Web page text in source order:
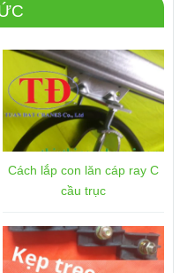
Cách lắp con lăn cáp ray C
cầu trục